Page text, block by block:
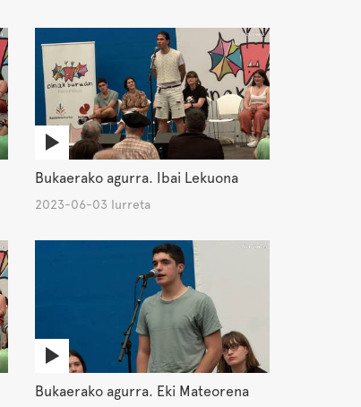
Bukaerako agurra. Ibai Lekuona
2023-06-03 Iurreta
Bukaerako agurra. Eki Mateorena